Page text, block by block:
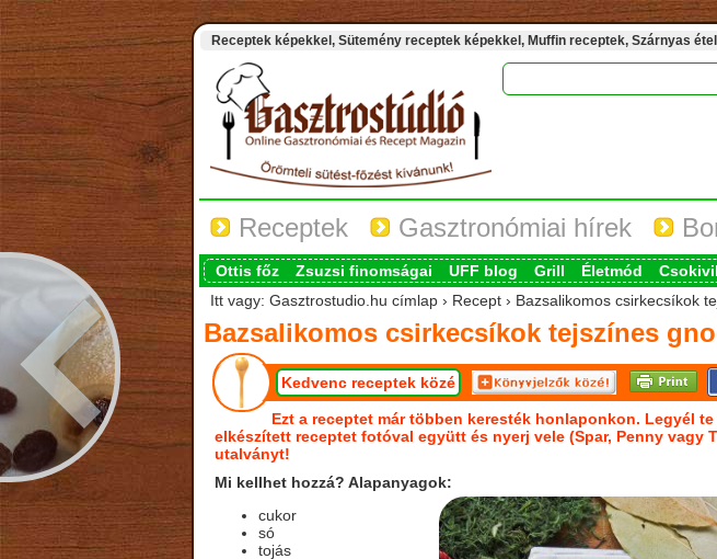
Receptek képekkel, Sütemény receptek képekkel, Muffin receptek, Szárnyas
Receptek Gasztronómiai hírek
Ottis főz Zsuzsi finomságai UFF blog Grill Életmód
Itt vagy: Gasztrostudio.hu címlap › Recept › Bazsalikomos csirkecsíkok
Bazsalikomos csirkecsíkok tejszínes
Kedvenc receptek közé
Ezt a receptet már többen keresték honlaponkon. Legyél
elkészített receptet fotóval együtt és nyerj vele (Spar, Penny vagy
utalványt!
Mi kellhet hozzá? Alapanyagok:
cukor
só
tojás